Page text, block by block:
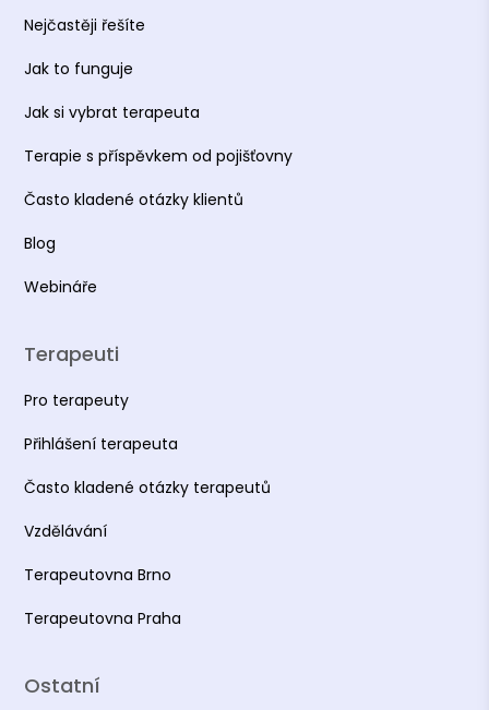
Nejčastěji řešíte
Jak to funguje
Jak si vybrat terapeuta
Terapie s příspěvkem od pojišťovny
Často kladené otázky klientů
Blog
Webináře
Terapeuti
Pro terapeuty
Přihlášení terapeuta
Často kladené otázky terapeutů
Vzdělávání
Terapeutovna Brno
Terapeutovna Praha
Ostatní